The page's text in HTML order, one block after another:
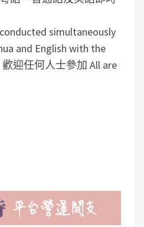
simultaneously
and English with the
迎任何人士參加 All are